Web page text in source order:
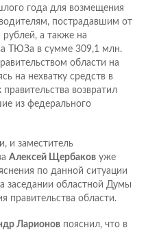
года для возмещения
пострадавшим от
а также на
ТЮЗа в сумме 309,1 млн.
области на
на нехватку средств в
возвратил
из федерального
и заместитель
Алексей Щербаков уже
по данной ситуации
заседании областной Думы
правительства области.
Ларионов пояснил, что в